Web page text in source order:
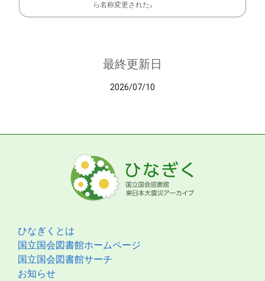
ら名称変更された。
最終更新日
2026/07/10
ひなぎくとは
国立国会図書館ホームページ
国立国会図書館サーチ
お知らせ